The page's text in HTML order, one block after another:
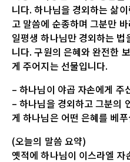
니다. 하나님을 경외하는 삶
고 말씀에 순종하며 그분만
일평생 하나님만 경외하는
니다. 구원의 은혜와 완전한
게 주어지는 선물입니다.
– 하나님이 야곱 자손에게 주
– 하나님을 경외하고 그분의
게 하나님은 어떤 은혜를 베
(오늘의 말씀 요약)
옛적에 하나님이 이스라엘